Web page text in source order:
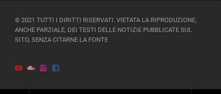
© 2021 TUTTI I DIRITTI RISERVATI. VIETATA LA RIPRODUZIONE,
ANCHE PARZIALE, DEI TESTI DELLE NOTIZIE PUBBLICATE SUL
SITO, SENZA CITARNE LA FONTE